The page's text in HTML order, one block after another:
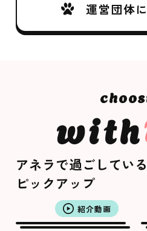
運営団体
with
アネラで過ごしてい
ピックアップ
紹介動画